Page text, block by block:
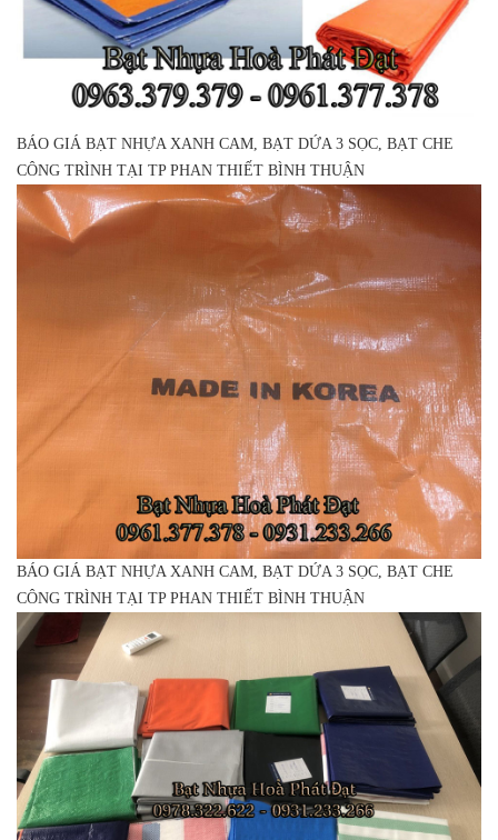
BÁO GIÁ BẠT NHỰA XANH CAM, BẠT DỨA 3 SỌC, BẠT CHE
CÔNG TRÌNH TẠI TP PHAN THIẾT BÌNH THUẬN
BÁO GIÁ BẠT NHỰA XANH CAM, BẠT DỨA 3 SỌC, BẠT CHE
CÔNG TRÌNH TẠI TP PHAN THIẾT BÌNH THUẬN